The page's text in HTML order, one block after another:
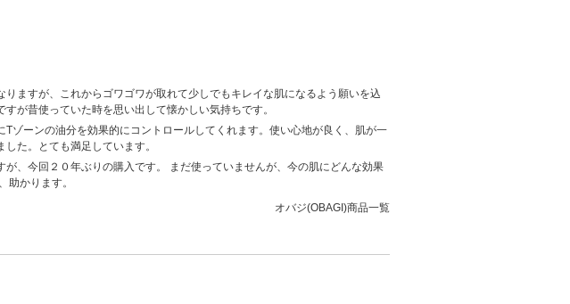
ますが、これからゴワゴワが取れて少しでもキレイな肌になるよう願いを込
が昔使っていた時を思い出して懐かしい気持ちです。
ゾーンの油分を効果的にコントロールしてくれます。使い心地が良く、肌が一
た。とても満足しています。
、今回２０年ぶりの購入です。 まだ使っていませんが、今の肌にどんな効果
助かります。
オバジ(OBAGI)商品一覧